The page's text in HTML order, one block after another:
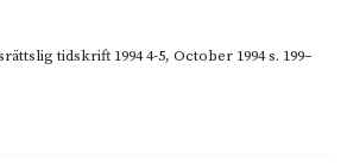
tidskrift 1994 4-5, October 1994s. 199–